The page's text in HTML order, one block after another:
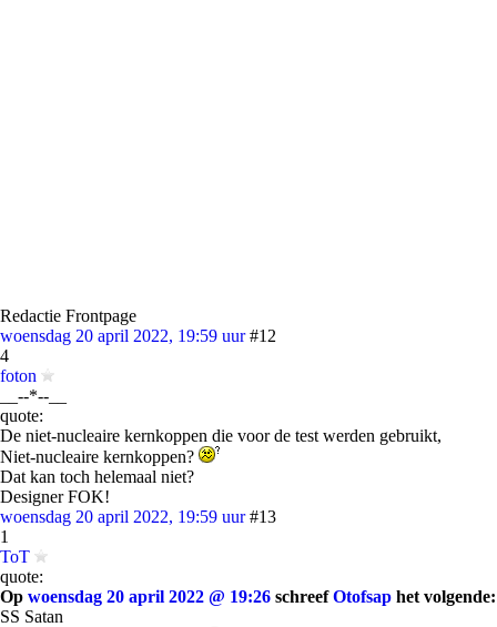
Redactie Frontpage
woensdag 20 april 2022, 19:59 uur #12
4
foton
__--*--__
quote:
De niet-nucleaire kernkoppen die voor de test werden gebruikt,
Niet-nucleaire kernkoppen?
Dat kan toch helemaal niet?
Designer FOK!
woensdag 20 april 2022, 19:59 uur #13
1
ToT
quote:
Op woensdag 20 april 2022 @ 19:26 schreefOtofsap het volgende:
SS Satan